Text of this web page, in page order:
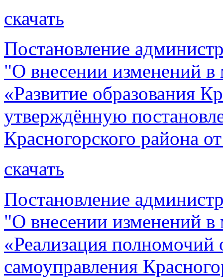
скачать
Постановление
"О внесении изменений
«Развитие образования
утверждённую
Красногорского района
скачать
Постановление
"О внесении изменений
«Реализация полномочий
самоуправления